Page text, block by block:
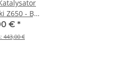
Z650 - BJ.
KAT-076)
€ *
443,00 €